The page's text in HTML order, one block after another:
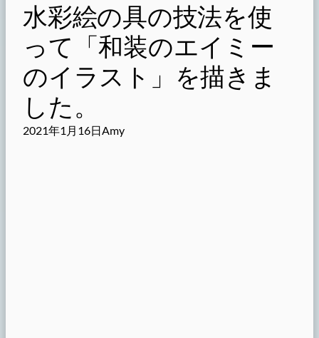
水彩絵の具の技法を使
って「和装のエイミー
のイラスト」を描きま
した。
2021年1月16日Amy